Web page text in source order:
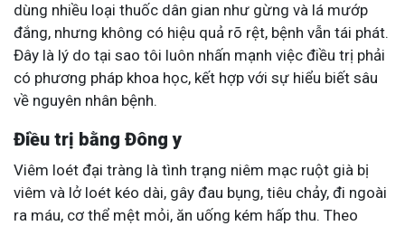
dùng nhiều loại thuốc dân gian như gừng và lá mướp
đắng, nhưng không có hiệu quả rõ rệt, bệnh vẫn tái phát.
Đây là lý do tại sao tôi luôn nhấn mạnh việc điều trị phải
có phương pháp khoa học, kết hợp với sự hiểu biết sâu
về nguyên nhân bệnh.
Điều trị bằng Đông y
Viêm loét đại tràng là tình trạng niêm mạc ruột già bị
viêm và lở loét kéo dài, gây đau bụng, tiêu chảy, đi ngoài
ra máu, cơ thể mệt mỏi, ăn uống kém hấp thu. Theo